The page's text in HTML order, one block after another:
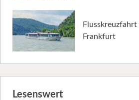
Flusskreuzfahrt
Frankfurt
Lesenswert